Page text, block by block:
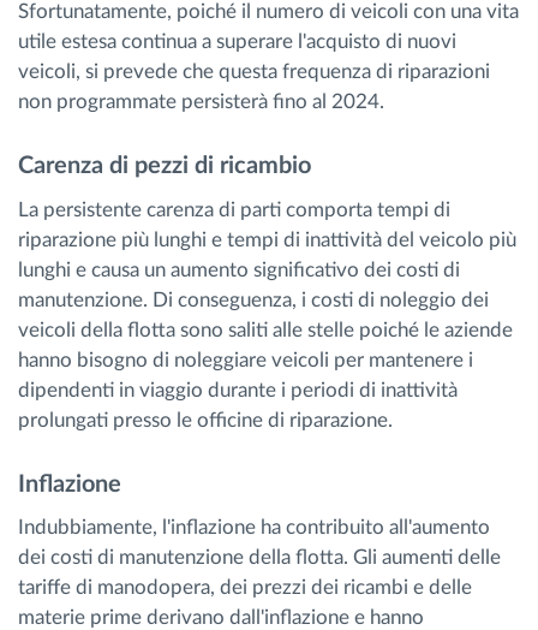
Sfortunatamente, poiché il numero di veicoli con una vita
utile estesa continua a superare l'acquisto di nuovi
veicoli, si prevede che questa frequenza di riparazioni
non programmate persisterà fino al 2024.
Carenza di pezzi di ricambio
La persistente carenza di parti comporta tempi di
riparazione più lunghi e tempi di inattività del veicolo più
lunghi e causa un aumento significativo dei costi di
manutenzione. Di conseguenza, i costi di noleggio dei
veicoli della flotta sono saliti alle stelle poiché le aziende
hanno bisogno di noleggiare veicoli per mantenere i
dipendenti in viaggio durante i periodi di inattività
prolungati presso le officine di riparazione.
Inflazione
Indubbiamente, l'inflazione ha contribuito all'aumento
dei costi di manutenzione della flotta. Gli aumenti delle
tariffe di manodopera, dei prezzi dei ricambi e delle
materie prime derivano dall'inflazione e hanno